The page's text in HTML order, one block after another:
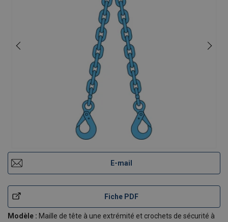
E-mail
Fiche PDF
Modèle : Maille de tête à une extrémité et crochets de sécurité à